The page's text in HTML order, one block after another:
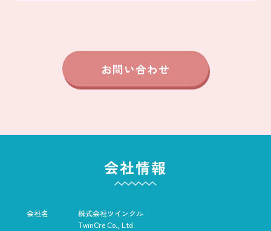
お問い合わせ
会社情報
会社名
株式会社ツインクル
TwinCre Co., Ltd.